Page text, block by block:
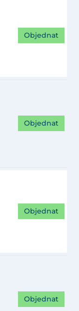
Objednat
Objednat
Objednat
Objednat